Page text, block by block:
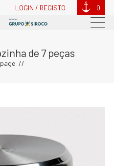
LOGIN / REGISTO 0
de 7 peças